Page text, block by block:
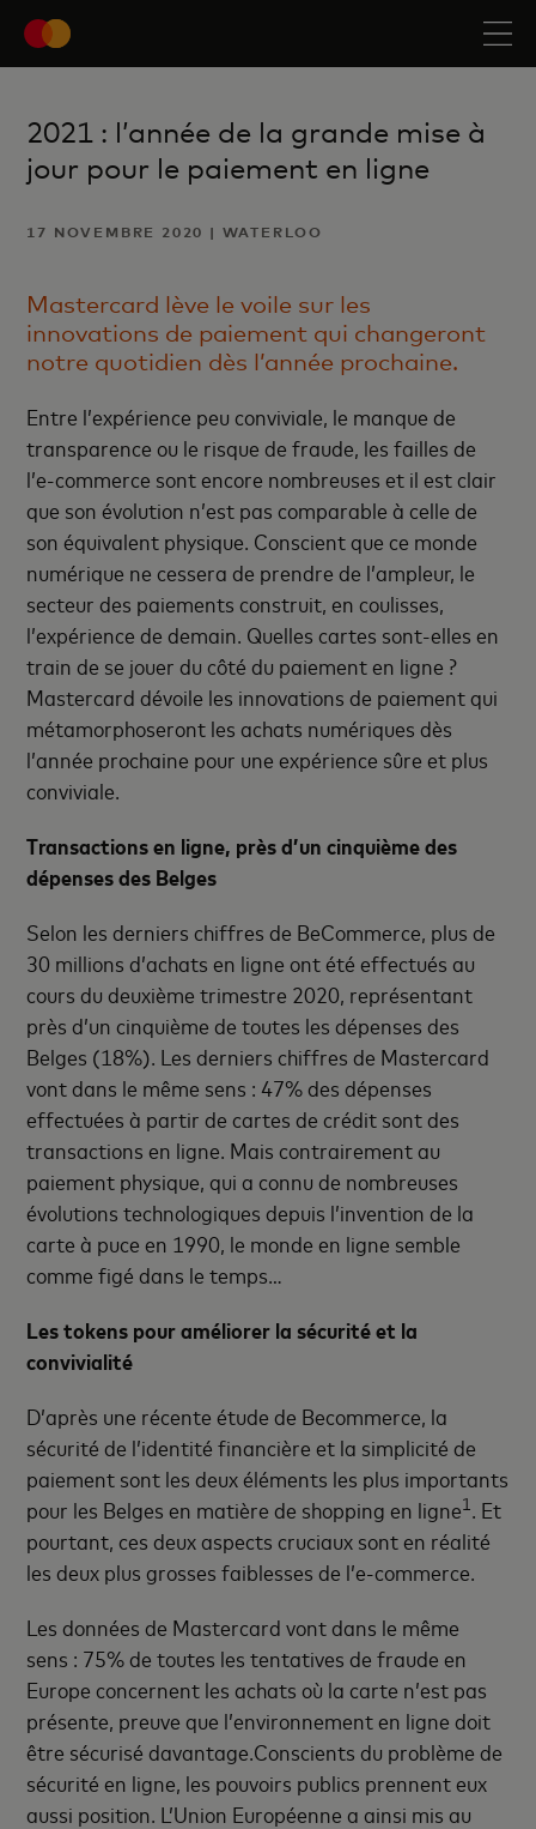
2021 : l’année de la grande mise à
jour pour le paiement en ligne
17 NOVEMBRE 2020 | WATERLOO
Mastercard lève le voile sur les
innovations de paiement qui changeront
notre quotidien dès l’année prochaine.
Entre l’expérience peu conviviale, le manque de
transparence ou le risque de fraude, les failles de
l’e-commerce sont encore nombreuses et il est clair
que son évolution n’est pas comparable à celle de
son équivalent physique. Conscient que ce monde
numérique ne cessera de prendre de l’ampleur, le
secteur des paiements construit, en coulisses,
l’expérience de demain. Quelles cartes sont-elles en
train de se jouer du côté du paiement en ligne ?
Mastercard dévoile les innovations de paiement qui
métamorphoseront les achats numériques dès
l’année prochaine pour une expérience sûre et plus
conviviale.
Transactions en ligne, près d’un cinquième des
dépenses des Belges
Selon les derniers chiffres de BeCommerce, plus de
30 millions d’achats en ligne ont été effectués au
cours du deuxième trimestre 2020, représentant
près d’un cinquième de toutes les dépenses des
Belges (18%). Les derniers chiffres de Mastercard
vont dans le même sens : 47% des dépenses
effectuées à partir de cartes de crédit sont des
transactions en ligne. Mais contrairement au
paiement physique, qui a connu de nombreuses
évolutions technologiques depuis l’invention de la
carte à puce en 1990, le monde en ligne semble
comme figé dans le temps…
Les tokens pour améliorer la sécurité et la
convivialité
D’après une récente étude de Becommerce, la
sécurité de l’identité financière et la simplicité de
paiement sont les deux éléments les plus importants
pour les Belges en matière de shopping en ligne1 . Et
pourtant, ces deux aspects cruciaux sont en réalité
les deux plus grosses faiblesses de l’e-commerce.
Les données de Mastercard vont dans le même
sens : 75% de toutes les tentatives de fraude en
Europe concernent les achats où la carte n’est pas
présente, preuve que l’environnement en ligne doit
être sécurisé davantage.Conscients du problème de
sécurité en ligne, les pouvoirs publics prennent eux
aussi position. L’Union Européenne a ainsi mis au